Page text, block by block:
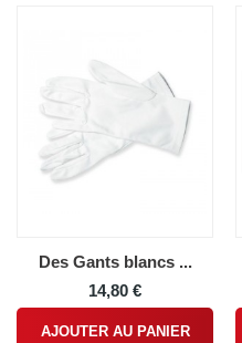
Des Gants blancs ...
14,80 €
AJOUTER AU PANIER